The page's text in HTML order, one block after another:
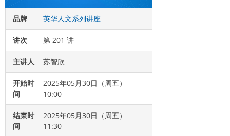
品牌 英华人文系列讲座
讲次 第 201 讲
主讲人 苏智欣
开始时
间
2025年05月30日（周五）
10:00
结束时
间
2025年05月30日（周五）
11:30